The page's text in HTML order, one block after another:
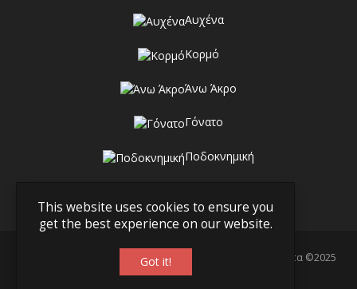
Αυχένα
Κορμό
Άνω Άκρο
Γόνατο
Ποδοκνημική
Γραμμή Υγείας - Ορθοπεδικά Ανατομικά & Ιατρικά Προϊόντα ©2025
This website uses cookies to ensure you
get the best experience on our website.
Got it!